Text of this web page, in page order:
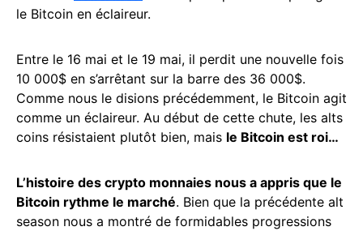
le Bitcoin en éclaireur.
Entre le 16 mai et le 19 mai, il perdit une nouvelle fois
10 000$ en s’arrêtant sur la barre des 36 000$.
Comme nous le disions précédemment, le Bitcoin agit
comme un éclaireur. Au début de cette chute, les alts
coins résistaient plutôt bien, mais le Bitcoin est roi…
L’histoire des crypto monnaies nous a appris que le
Bitcoin rythme le marché. Bien que la précédente alt
season nous a montré de formidables progressions